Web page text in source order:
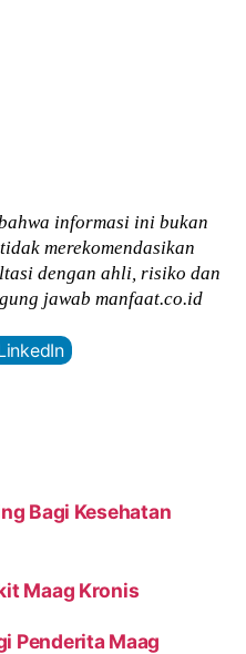
informasi ini bukan
merekomendasikan
dengan ahli, risiko dan
jawab manfaat.co.id
Bagi Kesehatan
Maag Kronis
Penderita Maag